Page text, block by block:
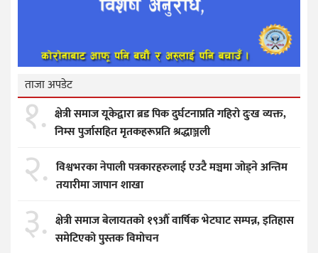
ताजा अपडेट
१. क्षेत्री समाज यूकेद्वारा ब्रड पिक दुर्घटनाप्रति गहिरो दुःख व्यक्त,
निम्स पुर्जासहित मृतकहरूप्रति श्रद्धाञ्जली
२. विश्वभरका नेपाली पत्रकारहरुलाई एउटै मञ्चमा जोड्ने अन्तिम
तयारीमा जापान शाखा
३. क्षेत्री समाज बेलायतको १९औँ वार्षिक भेटघाट सम्पन्न, इतिहास
समेटिएको पुस्तक विमोचन